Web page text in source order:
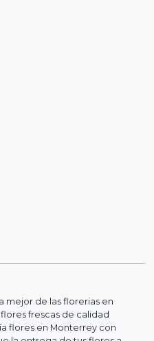
mejor de las florerias en
frescas de calidad
flores en Monterrey con